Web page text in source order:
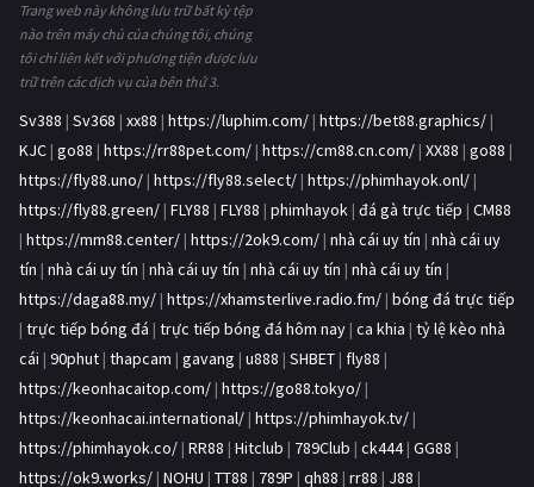
Trang web này không lưu trữ bất kỳ tệp
nào trên máy chủ của chúng tôi, chúng
tôi chỉ liên kết với phương tiện được lưu
trữ trên các dịch vụ của bên thứ 3.
Sv388 | Sv368 | xx88 | https://luphim.com/ | https://bet88.graphics/ |
KJC | go88 | https://rr88pet.com/ | https://cm88.cn.com/ | XX88 | go88 |
https://fly88.uno/ | https://fly88.select/ | https://phimhayok.onl/ |
https://fly88.green/ | FLY88 | FLY88 | phimhayok | đá gà trực tiếp | CM88
| https://mm88.center/ | https://2ok9.com/ | nhà cái uy tín | nhà cái uy
tín | nhà cái uy tín | nhà cái uy tín | nhà cái uy tín | nhà cái uy tín |
https://daga88.my/ | https://xhamsterlive.radio.fm/ | bóng đá trực tiếp
| trực tiếp bóng đá | trực tiếp bóng đá hôm nay | ca khia | tỷ lệ kèo nhà
cái | 90phut | thapcam | gavang | u888 | SHBET | fly88 |
https://keonhacaitop.com/ | https://go88.tokyo/ |
https://keonhacai.international/ | https://phimhayok.tv/ |
https://phimhayok.co/ | RR88 | Hitclub | 789Club | ck444| GG88 |
https://ok9.works/ | NOHU | TT88 | 789P | qh88 | rr88 | J88 |